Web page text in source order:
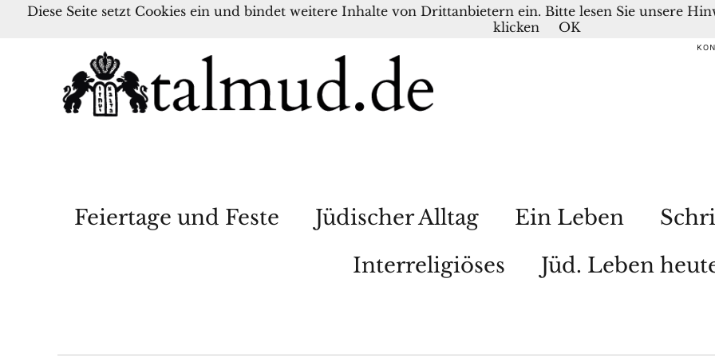
Feiertage und Feste Jüdischer Alltag Ein Leben
Interreligiöses
Jüd. Leben
Diese Seite setzt Cookies ein und bindet weitere Inhalte von Drittanbietern ein. Bitte lesen Sie unsere
klicken
OK